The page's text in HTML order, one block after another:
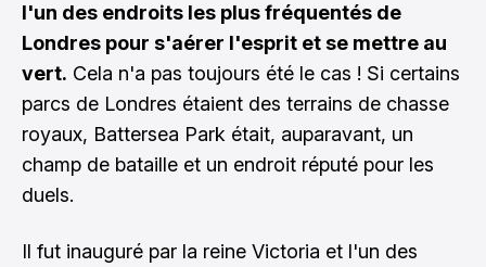
l'un des endroits les plus fréquentés de
Londres pour s'aérer l'esprit et se mettre au
vert. Cela n'a pas toujours été le cas ! Si certains
parcs de Londres étaient des terrains de chasse
royaux, Battersea Park était, auparavant, un
champ de bataille et un endroit réputé pour les
duels.
Il fut inauguré par la reine Victoria et l'un des